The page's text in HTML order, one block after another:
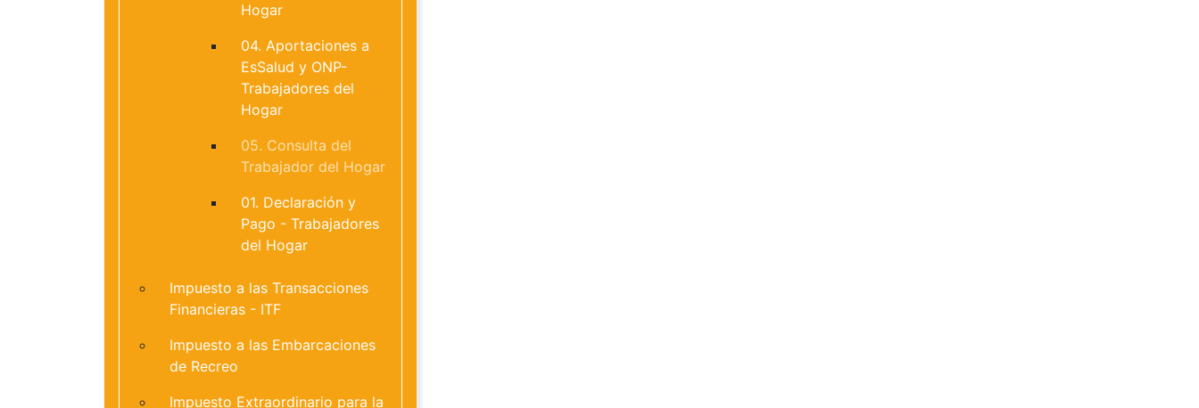
Hogar
04. Aportaciones a
EsSalud y ONP-
Trabajadores del
Hogar
05. Consulta del
Trabajador del Hogar
01. Declaración y
Pago - Trabajadores
del Hogar
Impuesto a las Transacciones
Financieras - ITF
Impuesto a las Embarcaciones
de Recreo
Impuesto Extraordinario para la